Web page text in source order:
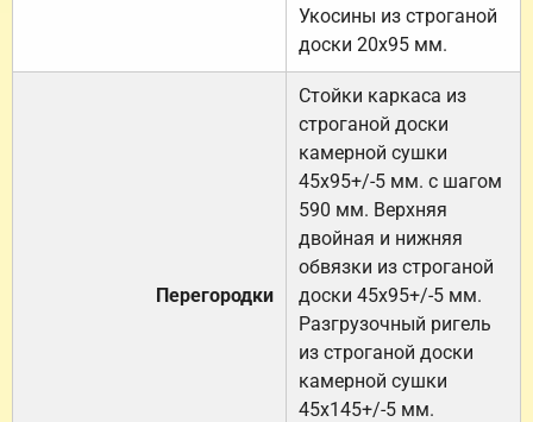
Укосины из строганой
доски 20х95 мм.
Перегородки
Стойки каркаса из
строганой доски
камерной сушки
45х95+/-5 мм. с шагом
590 мм. Верхняя
двойная и нижняя
обвязки из строганой
доски 45х95+/-5 мм.
Разгрузочный ригель
из строганой доски
камерной сушки
45х145+/-5 мм.